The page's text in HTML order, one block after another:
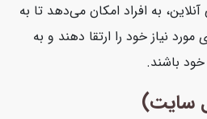
به افراد امکان می‌دهد تا به
نیاز خود را ارتقا دهند و به
باشند.